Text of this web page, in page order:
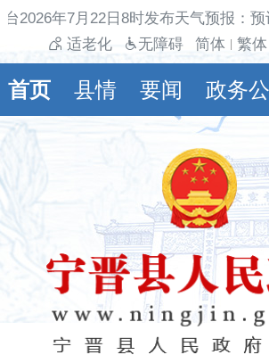
2026年7月22日8时发布天气预报：
适老化
无障碍 简体 繁体
首页 县情 要闻 政务